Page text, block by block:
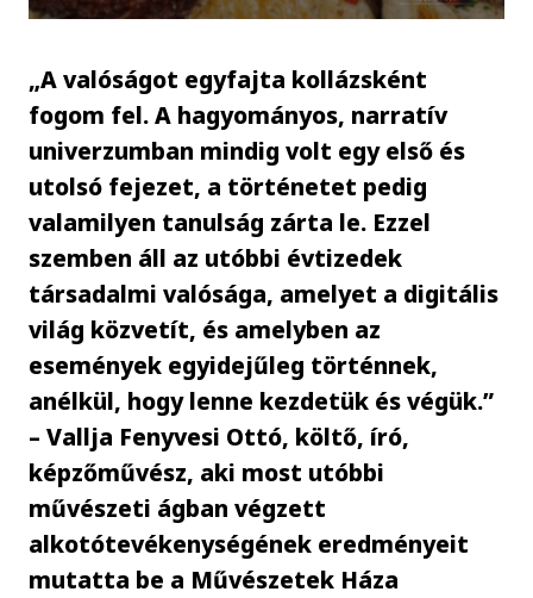
„A valóságot egyfajta kollázsként
fogom fel. A hagyományos, narratív
univerzumban mindig volt egy első és
utolsó fejezet, a történetet pedig
valamilyen tanulság zárta le. Ezzel
szemben áll az utóbbi évtizedek
társadalmi valósága, amelyet a digitális
világ közvetít, és amelyben az
események egyidejűleg történnek,
anélkül, hogy lenne kezdetük és végük.”
– Vallja Fenyvesi Ottó, költő, író,
képzőművész, aki most utóbbi
művészeti ágban végzett
alkotótevékenységének eredményeit
mutatta be a Művészetek Háza